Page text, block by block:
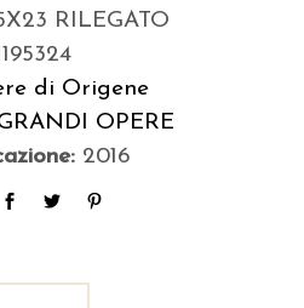
RILEGATO
di Origene
OPERE
2016